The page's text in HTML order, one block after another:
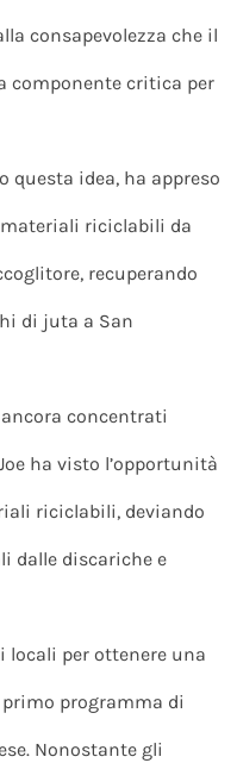
consapevolezza che il
componente critica per
questa idea, ha appreso
materiali riciclabili da
recuperando
di juta a San
concentrati
ha visto l’opportunità
riciclabili, deviando
dalle discariche e
locali per ottenere una
programma di
Nonostante gli